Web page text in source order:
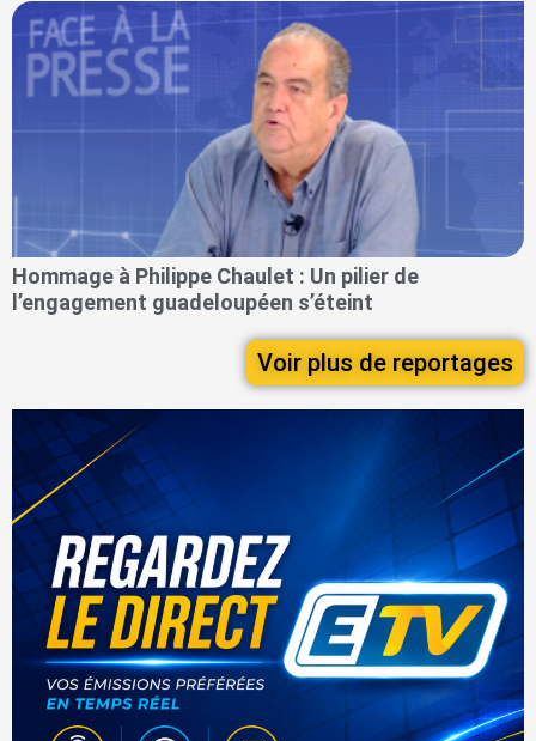
Hommage à Philippe Chaulet : Un pilier de
l’engagement guadeloupéen s’éteint
Voir plus de reportages